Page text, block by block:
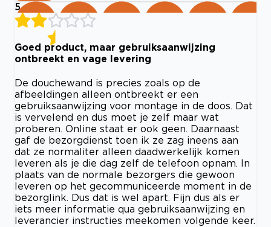
5
Goed product, maar gebruiksaanwijzing
ontbreekt en vage levering
De douchewand is precies zoals op de
afbeeldingen alleen ontbreekt er een
gebruiksaanwijzing voor montage in de doos. Dat
is vervelend en dus moet je zelf maar wat
proberen. Online staat er ook geen. Daarnaast
gaf de bezorgdienst toen ik ze zag ineens aan
dat ze normaliter alleen daadwerkelijk komen
leveren als je die dag zelf de telefoon opnam. In
plaats van de normale bezorgers die gewoon
leveren op het gecommuniceerde moment in de
bezorglink. Dus dat is wel apart. Fijn dus als er
iets meer informatie qua gebruiksaanwijzing en
leverancier instructies meekomen volgende keer.